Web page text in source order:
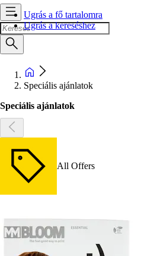
Ugrás a fő tartalomra
Ugrás a kereséshez
Speciális ajánlatok
Speciális ajánlatok
All Offers